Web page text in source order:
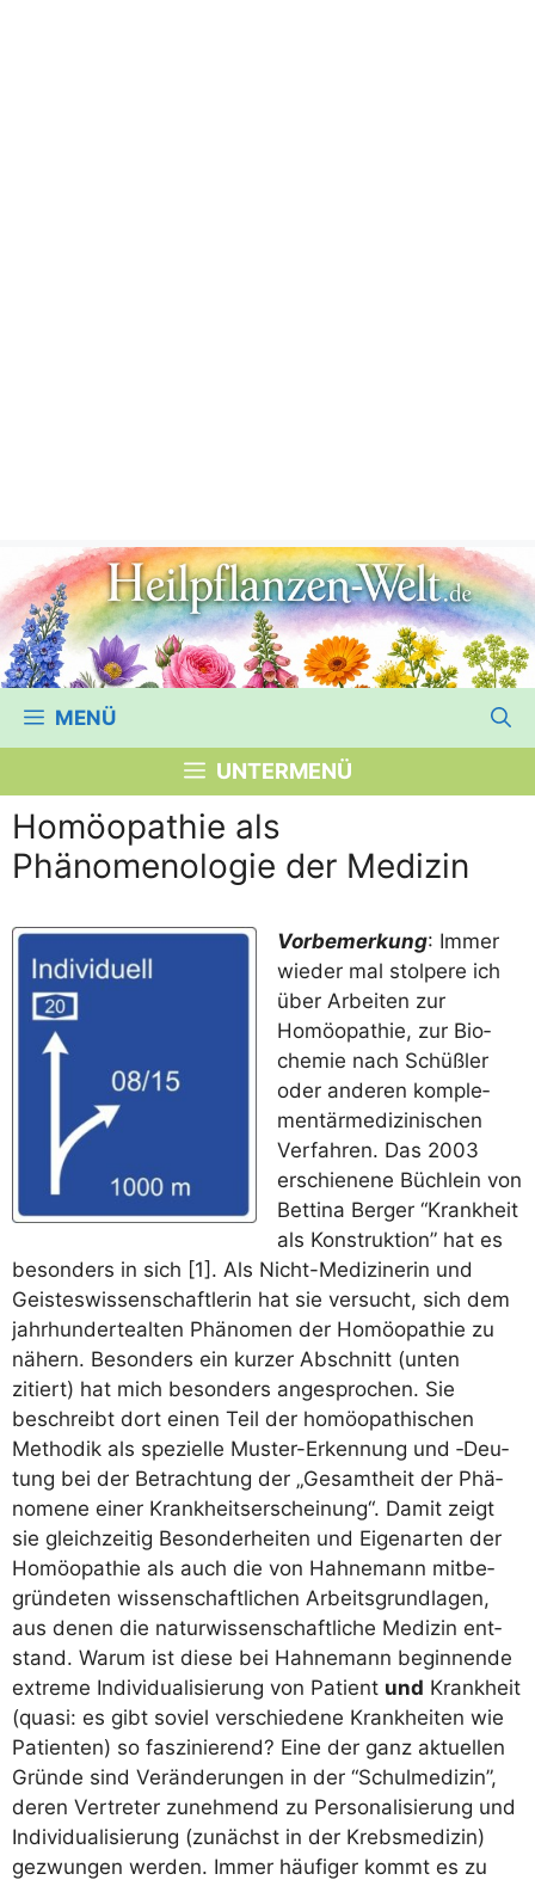
MENÜ
UNTERMENÜ
Homöopathie als
Phänomenologie der Medizin
Vor­be­mer­kung: Immer
wie­der mal stol­pe­re ich
über Arbei­ten zur
Homöo­pa­thie, zur Bio­
che­mie nach Schüß­ler
oder ande­ren kom­ple­
men­tär­me­di­zi­ni­schen
Ver­fah­ren. Das 2003
erschie­ne­ne Büch­lein von
Bet­ti­na Ber­ger “Krank­heit
als Kon­struk­ti­on” hat es
beson­ders in sich [1]. Als Nicht-Medi­zi­ne­rin und
Geis­tes­wis­sen­schaft­le­rin hat sie ver­sucht, sich dem
jahr­hun­der­te­al­ten Phä­no­men der Homöo­pa­thie zu
nähern. Beson­ders ein kur­zer Abschnitt (unten
zitiert) hat mich beson­ders ange­spro­chen. Sie
beschreibt dort einen Teil der homöo­pa­thi­schen
Metho­dik als spe­zi­el­le Mus­ter-Erken­nung und ‑Deu­
tung bei der Betrach­tung der „Gesamt­heit der Phä­
no­me­ne einer Krank­heits­er­schei­nung“. Damit zeigt
sie gleich­zei­tig Beson­der­hei­ten und Eigen­ar­ten der
Homöo­pa­thie als auch die von Hah­ne­mann mit­be­
grün­de­ten wis­sen­schaft­li­chen Arbeits­grund­la­gen,
aus denen die natur­wis­sen­schaft­li­che Medi­zin ent­
stand. War­um ist die­se bei Hah­ne­mann begin­nen­de
extre­me Indi­vi­dua­li­sie­rung von Pati­ent und Krank­heit
(qua­si: es gibt soviel ver­schie­de­ne Krank­hei­ten wie
Pati­en­ten) so fas­zi­nie­rend? Eine der ganz aktu­el­len
Grün­de sind Ver­än­de­run­gen in der “Schul­me­di­zin”,
deren Ver­tre­ter zuneh­mend zu Per­so­na­li­sie­rung und
Indi­vi­dua­li­sie­rung (zunächst in der Krebs­me­di­zin)
gezwun­gen wer­den. Immer häu­fi­ger kommt es zu